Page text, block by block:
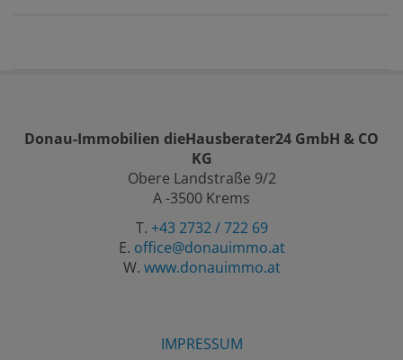
Donau-Immobilien dieHausberater24 GmbH & CO
KG
Obere Landstraße 9/2
A -3500 Krems
T. +43 2732 / 722 69
E. office@donauimmo.at
W. www.donauimmo.at
IMPRESSUM